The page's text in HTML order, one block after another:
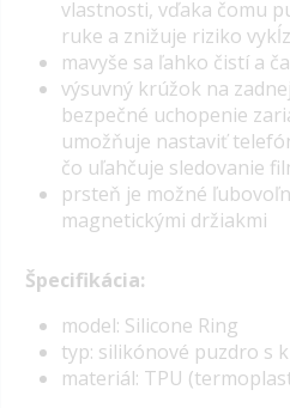
vlastnosti, vďaka čomu
ruke a znižuje riziko
mavyše sa ľahko čistí a
výsuvný krúžok na
bezpečné uchopenie
umožňuje nastaviť
čo uľahčuje sledovanie
prsteň je možné
magnetickými držiakmi
Špecifikácia:
model: Silicone Ring
typ: silikónové puzdro s
materiál: TPU